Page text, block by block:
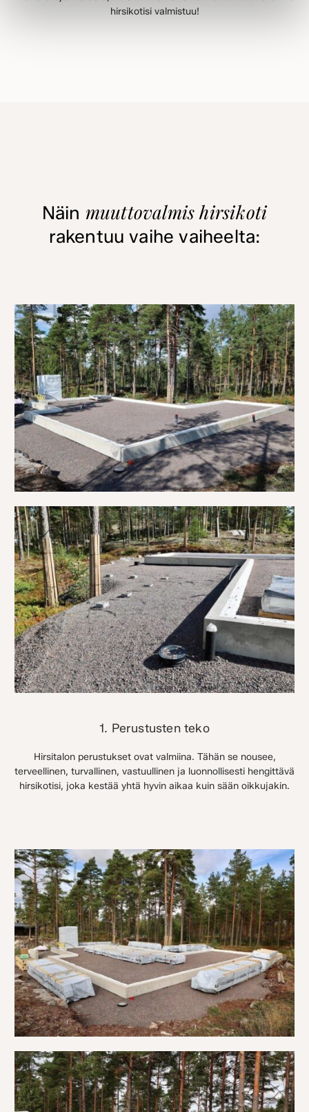
hirsikotisi valmistuu!
Näin muuttovalmis hirsikoti
rakentuu vaihe vaiheelta:
1. Perustusten teko
Hirsitalon perustukset ovat valmiina. Tähän se nousee,
terveellinen, turvallinen, vastuullinen ja luonnollisesti hengittävä
hirsikotisi, joka kestää yhtä hyvin aikaa kuin sään oikkujakin.